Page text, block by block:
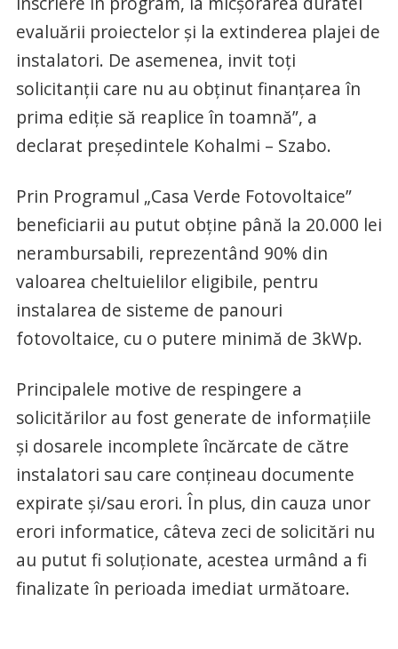
evaluării proiectelor și la extinderea plajei de
instalatori. De asemenea, invit toți
solicitanții care nu au obținut finanțarea în
prima ediție să reaplice în toamnă”, a
declarat preşedintele Kohalmi – Szabo.
Prin Programul „Casa Verde Fotovoltaice”
beneficiarii au putut obține până la 20.000 lei
nerambursabili, reprezentând 90% din
valoarea cheltuielilor eligibile, pentru
instalarea de sisteme de panouri
fotovoltaice, cu o putere minimă de 3kWp.
Principalele motive de respingere a
solicitărilor au fost generate de informațiile
și dosarele incomplete încărcate de către
instalatori sau care conțineau documente
expirate și/sau erori. În plus, din cauza unor
erori informatice, câteva zeci de solicitări nu
au putut fi soluționate, acestea urmând a fi
finalizate în perioada imediat următoare.